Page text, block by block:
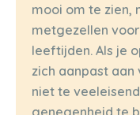
mooi om te zien,
metgezellen
leeftijden. Als je
zich aanpast
niet te
genegenheid te